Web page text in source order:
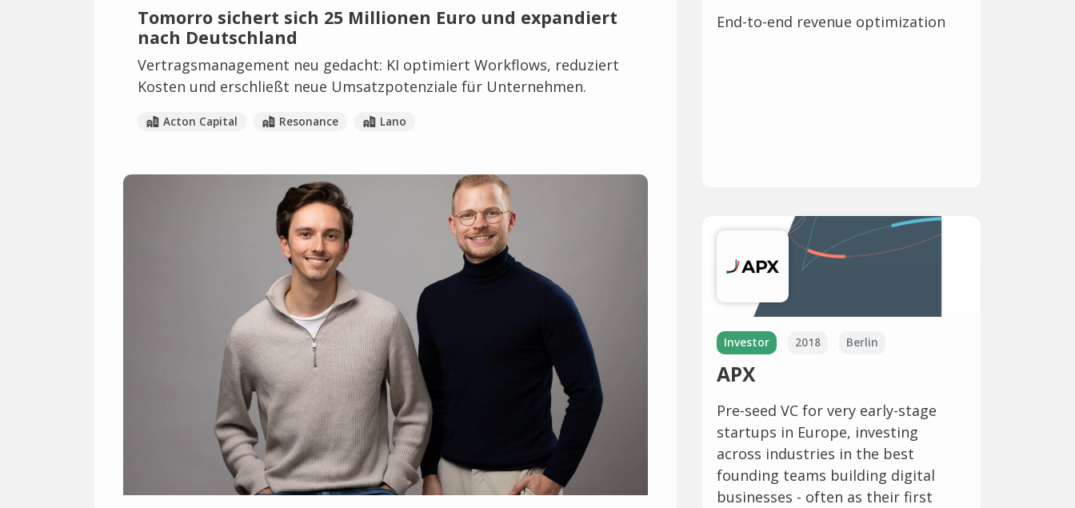
Tomorro sichert sich 25 Millionen Euro und expandiert
nach Deutschland
Vertragsmanagement neu gedacht: KI optimiert Workflows, reduziert
Kosten und erschließt neue Umsatzpotenziale für Unternehmen.
Acton Capital Resonance Lano
End-to-end revenue optimization
Investor 2018 Berlin
APX
Pre-seed VC for very early-stage
startups in Europe, investing
across industries in the best
founding teams building digital
businesses - often as their first